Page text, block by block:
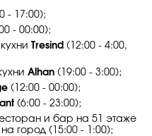
- 17:00);
- 00:00);
Tresind (12:00 - 4:00,
Alhan (19:00 - 3:00);
(12:00 - 00:00);
(6:00 - 23:00);
и бар на 51 этаже
город (15:00 - 1:00);